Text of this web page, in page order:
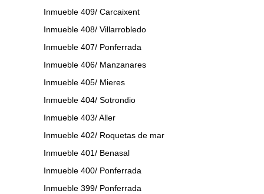
Inmueble 409/ Carcaixent
Inmueble 408/ Villarrobledo
Inmueble 407/ Ponferrada
Inmueble 406/ Manzanares
Inmueble 405/ Mieres
Inmueble 404/ Sotrondio
Inmueble 403/ Aller
Inmueble 402/ Roquetas de mar
Inmueble 401/ Benasal
Inmueble 400/ Ponferrada
Inmueble 399/ Ponferrada